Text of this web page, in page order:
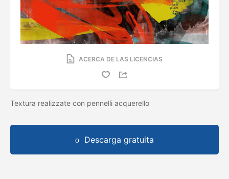
ACERCA DE LAS LICENCIAS
Textura realizzate con pennelli acquerello
Descarga gratuita